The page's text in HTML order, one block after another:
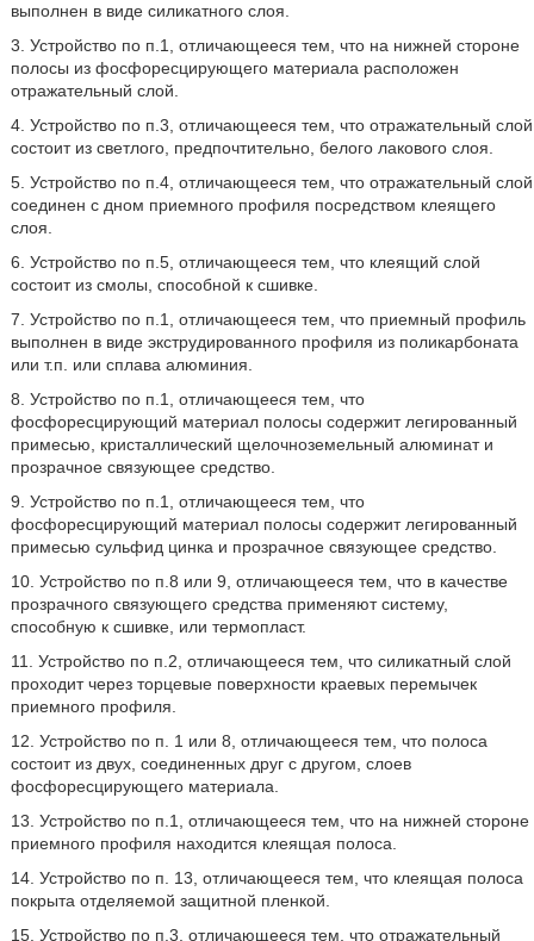
выполнен в виде силикатного слоя.
3. Устройство по п.1, отличающееся тем, что на нижней стороне
полосы из фосфоресцирующего материала расположен
отражательный слой.
4. Устройство по п.3, отличающееся тем, что отражательный слой
состоит из светлого, предпочтительно, белого лакового слоя.
5. Устройство по п.4, отличающееся тем, что отражательный слой
соединен с дном приемного профиля посредством клеящего
слоя.
6. Устройство по п.5, отличающееся тем, что клеящий слой
состоит из смолы, способной к сшивке.
7. Устройство по п.1, отличающееся тем, что приемный профиль
выполнен в виде экструдированного профиля из поликарбоната
или т.п. или сплава алюминия.
8. Устройство по п.1, отличающееся тем, что
фосфоресцирующий материал полосы содержит легированный
примесью, кристаллический щелочноземельный алюминат и
прозрачное связующее средство.
9. Устройство по п.1, отличающееся тем, что
фосфоресцирующий материал полосы содержит легированный
примесью сульфид цинка и прозрачное связующее средство.
10. Устройство по п.8 или 9, отличающееся тем, что в качестве
прозрачного связующего средства применяют систему,
способную к сшивке, или термопласт.
11. Устройство по п.2, отличающееся тем, что силикатный слой
проходит через торцевые поверхности краевых перемычек
приемного профиля.
12. Устройство по п. 1 или 8, отличающееся тем, что полоса
состоит из двух, соединенных друг с другом, слоев
фосфоресцирующего материала.
13. Устройство по п.1, отличающееся тем, что на нижней стороне
приемного профиля находится клеящая полоса.
14. Устройство по п. 13, отличающееся тем, что клеящая полоса
покрыта отделяемой защитной пленкой.
15. Устройство по п.3, отличающееся тем, что отражательный